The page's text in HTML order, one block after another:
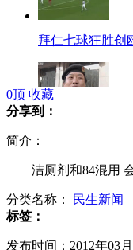
拜仁七球狂胜创
57岁老妇参加有
0顶 收藏
分享到：
简介：
洁厕剂和84混用
分类名称：
民生新闻
标签：
发布时间：2012年03